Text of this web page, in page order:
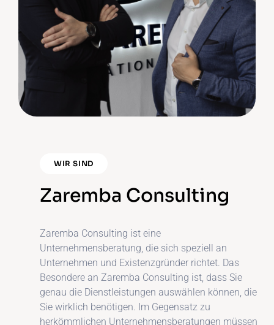
WIR SIND
Zaremba Consulting
Zaremba Consulting ist eine
Unternehmensberatung, die sich speziell an
Unternehmen und Existenzgründer richtet. Das
Besondere an Zaremba Consulting ist, dass Sie
genau die Dienstleistungen auswählen können, die
Sie wirklich benötigen. Im Gegensatz zu
herkömmlichen Unternehmensberatungen müssen